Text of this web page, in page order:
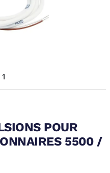
1
POUR
5500 /